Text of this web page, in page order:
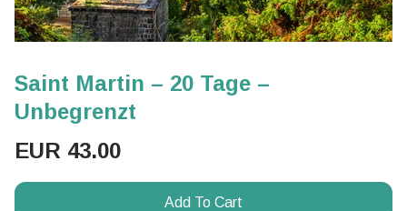
Saint Martin – 20 Tage –
Unbegrenzt
EUR 43.00
Add To Cart